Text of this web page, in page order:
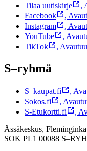
Tilaa uutiskirje ,
Facebook
,
Instagram
,
YouTube
,
TikTok
,
S–ryhmä
S–kaupat.fi ,
Sokos.fi
,
S-Etukortti.fi
,
Ässäkeskus,
SOK PL1 00088